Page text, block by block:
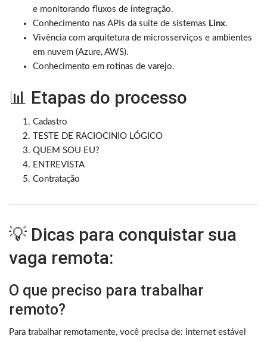
e monitorando fluxos de integração.
Conhecimento nas APIs da suite de sistemas Linx.
Vivência com arquitetura de microsserviços e ambientes
em nuvem (Azure, AWS).
Conhecimento em rotinas de varejo.
📊 Etapas do processo
Cadastro
TESTE DE RACIOCINIO LÓGICO
QUEM SOU EU?
ENTREVISTA
Contratação
💡 Dicas para conquistar sua
vaga remota:
O que preciso para trabalhar
remoto?
Para trabalhar remotamente, você precisa de: internet estável